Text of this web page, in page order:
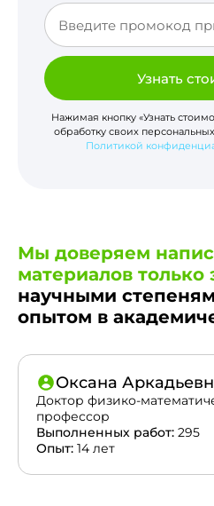
Узнать
Нажимая кнопку «Узнать
обработку своих
Политикой
Мы доверяем
материалов только
научными
опытом в
Оксана
Доктор физико-
профессор
Выполненных работ: 295
Опыт: 14 лет